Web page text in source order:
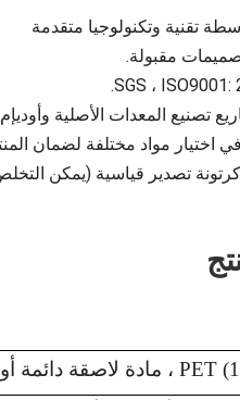
تقنية وتكنولوجيا متقدمة
مقبولة.
تصنيع المعدات الأصلية
اختيار مواد مختلفة لضمان
كرتونة تصدير قياسية (يمكن
1) PET ، مادة لاصقة دائمة أو مادة مقاومة للعبث